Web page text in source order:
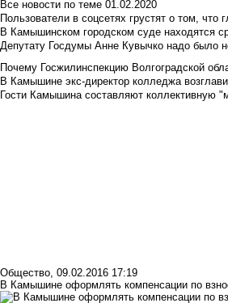
Все новости по теме 01.02.2020
Пользователи в соцсетях грустят о том,
В Камышинском городском суде находятся
Депутату Госдумы Анне Кувычко надо было
Почему Госжилинспекцию Волгоградской
В Камышине экс-директор колледжа
Гости Камышина составляют коллективную
Общество, 09.02.2016 17:19
В Камышине оформлять компенсации по